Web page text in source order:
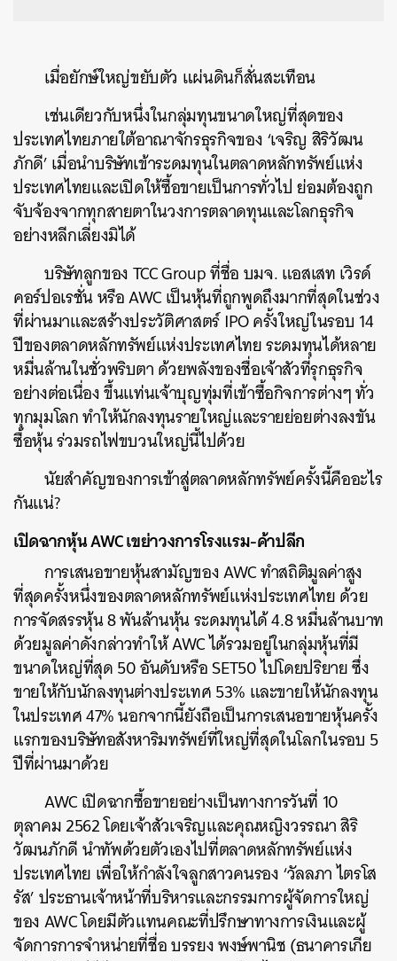
เมื่อยักษ์ใหญ่ขยับตัว แผ่นดินก็สั่นสะเทือน
เช่นเดียวกับหนึ่งในกลุ่มทุนขนาดใหญ่ที่สุดของ
ประเทศไทยภายใต้อาณาจักรธุรกิจของ ‘เจริญ สิริวัฒน
ภักดี’ เมื่อนำบริษัทเข้าระดมทุนในตลาดหลักทรัพย์แห่ง
ประเทศไทยและเปิดให้ซื้อขายเป็นการทั่วไป ย่อมต้องถูก
จับจ้องจากทุกสายตาในวงการตลาดทุนและโลกธุรกิจ
อย่างหลีกเลี่ยงมิได้
บริษัทลูกของ TCC Group ที่ชื่อ บมจ. แอสเสท เวิรด์
คอร์ปอเรชั่น หรือ AWC เป็นหุ้นที่ถูกพูดถึงมากที่สุดในช่วง
ที่ผ่านมาและสร้างประวัติศาสตร์ IPO ครั้งใหญ่ในรอบ 14
ปีของตลาดหลักทรัพย์แห่งประเทศไทย ระดมทุนได้หลาย
หมื่นล้านในชั่วพริบตา ด้วยพลังของชื่อเจ้าสัวที่รุกธุรกิจ
อย่างต่อเนื่อง ขึ้นแท่นเจ้าบุญทุ่มที่เข้าซื้อกิจการต่างๆ ทั่ว
ทุกมุมโลก ทำให้นักลงทุนรายใหญ่และรายย่อยต่างลงขัน
ซื้อหุ้น ร่วมรถไฟขบวนใหญ่นี้ไปด้วย
นัยสำคัญของการเข้าสู่ตลาดหลักทรัพย์ครั้งนี้คืออะไร
กันแน่?
เปิดฉากหุ้น AWC เขย่าวงการโรงแรม-ค้าปลีก
การเสนอขายหุ้นสามัญของ AWC ทำสถิติมูลค่าสูง
ที่สุดครั้งหนึ่งของตลาดหลักทรัพย์แห่งประเทศไทย ด้วย
การจัดสรรหุ้น 8 พันล้านหุ้น ระดมทุนได้ 4.8 หมื่นล้านบาท
ด้วยมูลค่าดังกล่าวทำให้ AWC ได้รวมอยู่ในกลุ่มหุ้นที่มี
ขนาดใหญ่ที่สุด 50 อันดับหรือ SET50 ไปโดยปริยาย ซึ่ง
ขายให้กับนักลงทุนต่างประเทศ 53% และขายให้นักลงทุน
ในประเทศ 47% นอกจากนี้ยังถือเป็นการเสนอขายหุ้นครั้ง
แรกของบริษัทอสังหาริมทรัพย์ที่ใหญ่ที่สุดในโลกในรอบ 5
ปีที่ผ่านมาด้วย
AWC เปิดฉากซื้อขายอย่างเป็นทางการวันที่ 10
ตุลาคม 2562 โดยเจ้าสัวเจริญและคุณหญิงวรรณา สิริ
วัฒนภักดี นำทัพด้วยตัวเองไปที่ตลาดหลักทรัพย์แห่ง
ประเทศไทย เพื่อให้กำลังใจลูกสาวคนรอง ‘วัลลภา ไตรโส
รัส’ ประธานเจ้าหน้าที่บริหารและกรรมการผู้จัดการใหญ่
ของ AWC โดยมีตัวแทนคณะที่ปรึกษาทางการเงินและผู้
จัดการการจำหน่ายที่ชื่อ บรรยง พงษ์พานิช (ธนาคารเกีย